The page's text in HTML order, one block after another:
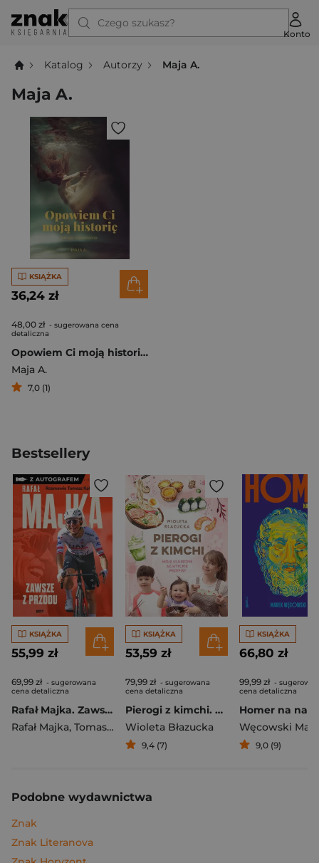
Czego szukasz?
Konto
Katalog Autorzy Maja A.
Maja A.
KSIĄŻKA
36,24 zł
48,00 zł - sugerowana cena
detaliczna
Opowiem Ci moją historię wersja rozszerzona
Maja A.
7,0 (1)
Bestsellery
KSIĄŻKA
55,99 zł
69,99 zł - sugerowana
cena detaliczna
Rafał Majka. Zawsze z przodu. Rozmawia Tomasz Kalemba - książka z autografem
Rafał Majka, Tomasz Kalemba
KSIĄŻKA
53,59 zł
79,99 zł - sugerowana
cena detaliczna
Pierogi z kimchi. Moje ulubione azjatyckie przepisy
Wioleta Błazucka
9,4 (7)
KSIĄŻKA
66,80 zł
99,99 zł -
cena detaliczna
Węcowski
9,0 (9)
Podobne wydawnictwa
Znak
Znak Literanova